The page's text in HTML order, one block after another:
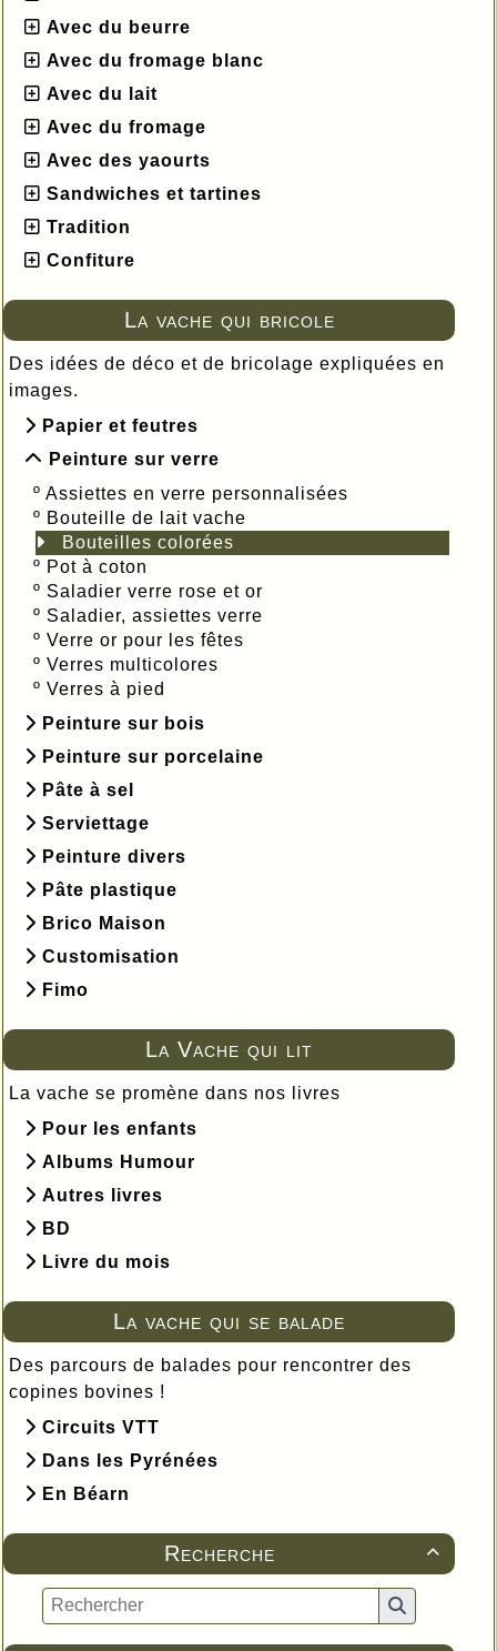
Avec du beurre
Avec du fromage blanc
Avec du lait
Avec du fromage
Avec des yaourts
Sandwiches et tartines
Tradition
Confiture
La vache qui bricole
Des idées de déco et de bricolage expliquées en
images.
Papier et feutres
Peinture sur verre
º Assiettes en verre personnalisées
º Bouteille de lait vache
Bouteilles colorées
º Pot à coton
º Saladier verre rose et or
º Saladier, assiettes verre
º Verre or pour les fêtes
º Verres multicolores
º Verres à pied
Peinture sur bois
Peinture sur porcelaine
Pâte à sel
Serviettage
Peinture divers
Pâte plastique
Brico Maison
Customisation
Fimo
La Vache qui lit
La vache se promène dans nos livres
Pour les enfants
Albums Humour
Autres livres
BD
Livre du mois
La vache qui se balade
Des parcours de balades pour rencontrer des
copines bovines !
Circuits VTT
Dans les Pyrénées
En Béarn

Recherche